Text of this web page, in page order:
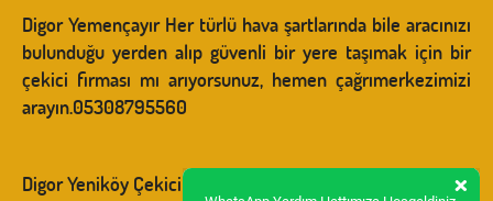
Digor Yemençayır Her türlü hava şartlarında bile aracınızı
bulunduğu yerden alıp güvenli bir yere taşımak için bir
çekici firması mı arıyorsunuz, hemen çağrımerkezimizi
arayın.05308795560
Digor Yeniköy Çekici ×